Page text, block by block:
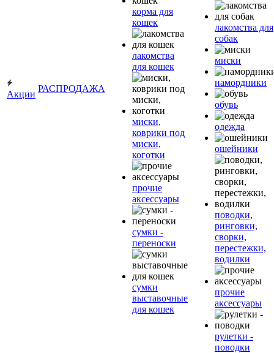
Акции
РАСПРОДАЖА
корма для
кошек
лакомства
для кошек
миски,
коврики под
миски,
коготки
прочие
аксессуары
сумки -
переноски
сумки
выставочные
для кошек
лакомства для
собак
миски
намордники
обувь
одежда
ошейники
поводки,
ринговки,
сворки,
перестежки,
водилки
прочие
аксессуары
рулетки -
поводки